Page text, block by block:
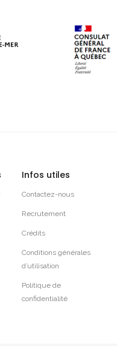
Infos utiles
Contactez-nous
Recrutement
Crédits
Conditions générales
d’utilisation
Politique de
confidentialité